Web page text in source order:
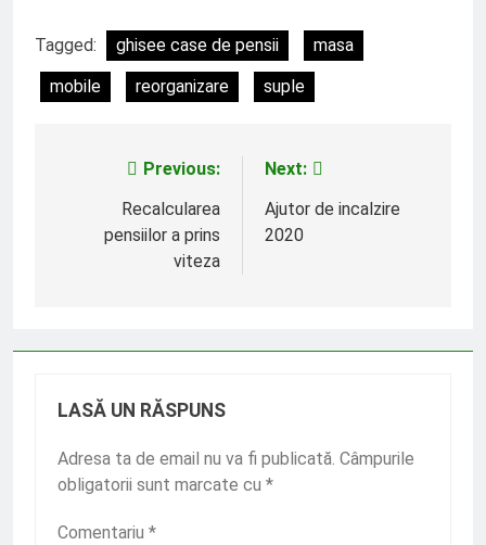
Tagged: ghisee case de pensii
masa
mobile
reorganizare suple
Navigare
articole
Previous:
Recalcularea
pensiilor a prins
viteza
Next:
Ajutor de incalzire
2020
LASĂ UN RĂSPUNS
Adresa ta de email nu va fi publicată. Câmpurile
obligatorii sunt marcate cu *
Comentariu *